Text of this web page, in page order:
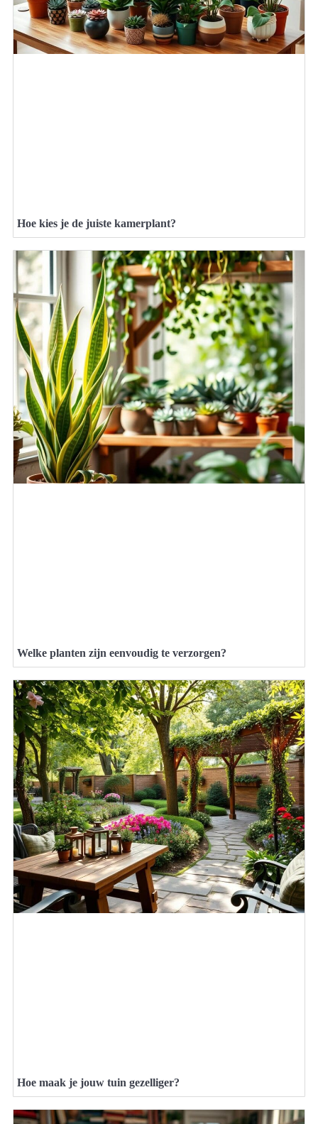
Hoe kies je de juiste kamerplant?
Welke planten zijn eenvoudig te verzorgen?
Hoe maak je jouw tuin gezelliger?